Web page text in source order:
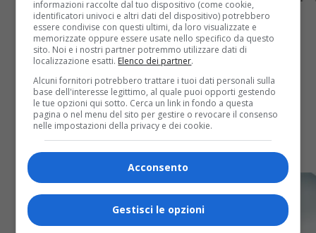
Ricordiamo i nostri cari defunti
La pagina dei necrologi sul giornale La Provincia di
Biella di sabato 6 giugno
informazioni raccolte dal tuo dispositivo (come cookie,
identificatori univoci e altri dati del dispositivo) potrebbero
essere condivise con questi ultimi, da loro visualizzate e
memorizzate oppure essere usate nello specifico da questo
sito. Noi e i nostri partner potremmo utilizzare dati di
localizzazione esatti. Elenco dei partner.
Alcuni fornitori potrebbero trattare i tuoi dati personali sulla
base dell'interesse legittimo, al quale puoi opporti gestendo
le tue opzioni qui sotto. Cerca un link in fondo a questa
pagina o nel menu del sito per gestire o revocare il consenso
nelle impostazioni della privacy e dei cookie.
Acconsento
Gestisci le opzioni